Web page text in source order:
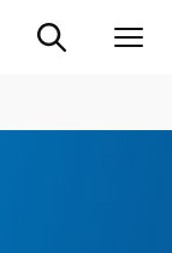
Suche ein-/